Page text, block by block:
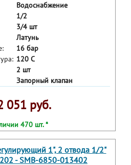
Водоснабжение
1/2
3/4 шт
Латунь
16 бар
120 С
2 шт
Запорный клапан
051 руб.
470 шт. *
1", 2 отвода 1/2"
- SMB-6850-013402